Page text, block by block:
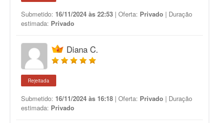
Submetido: 16/11/2024 às 22:53 | Oferta: Privado | Duração
estimada: Privado
Diana C.
Rejeitada
Submetido: 16/11/2024 às 16:18 | Oferta: Privado | Duração
estimada: Privado